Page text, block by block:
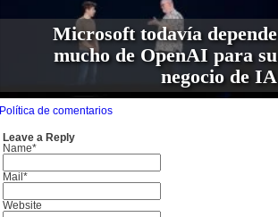
Microsoft todavía depende
mucho de OpenAI para su
negocio de IA
Política de comentarios
Leave a Reply
Name*
Mail*
Website